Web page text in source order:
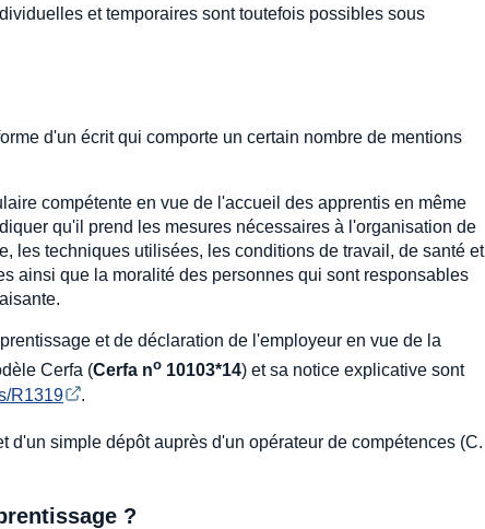
et temporaires sont toutefois possibles sous
d'un écrit qui comporte un certain nombre de mentions
compétente en vue de l'accueil des apprentis en même
qu'il prend les mesures nécessaires à l'organisation de
les techniques utilisées, les conditions de travail, de santé et
ainsi que la moralité des personnes qui sont responsables
et de déclaration de l'employeur en vue de la
Cerfa (Cerfa no 10103*14) et sa notice explicative sont
R1319 .
d'un simple dépôt auprès d'un opérateur de compétences (C.
?